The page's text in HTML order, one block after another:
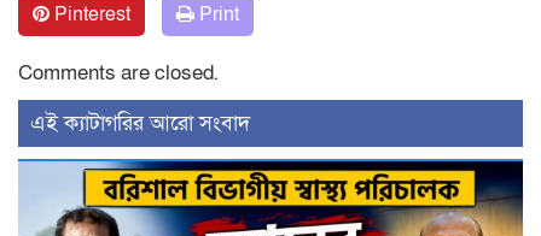
Pinterest
Print
Comments are closed.
‍এই ক্যাটাগরির ‍আরো সংবাদ